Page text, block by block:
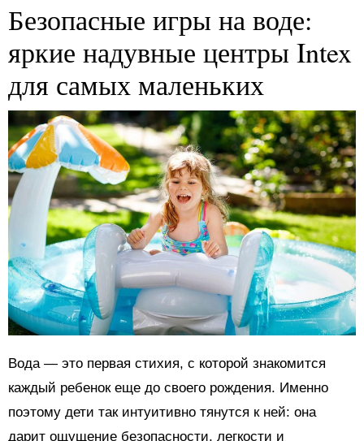
Безопасные игры на воде:
яркие надувные центры Intex
для самых маленьких
Вода — это первая стихия, с которой знакомится
каждый ребенок еще до своего рождения. Именно
поэтому дети так интуитивно тянутся к ней: она
дарит ощущение безопасности, легкости и